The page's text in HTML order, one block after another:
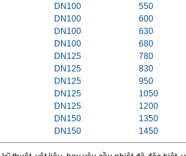
DN100 550
DN100 600
DN100 630
DN100 680
DN125 780
DN125 830
DN125 950
DN125 1050
DN125 1200
DN150 1350
DN150 1450